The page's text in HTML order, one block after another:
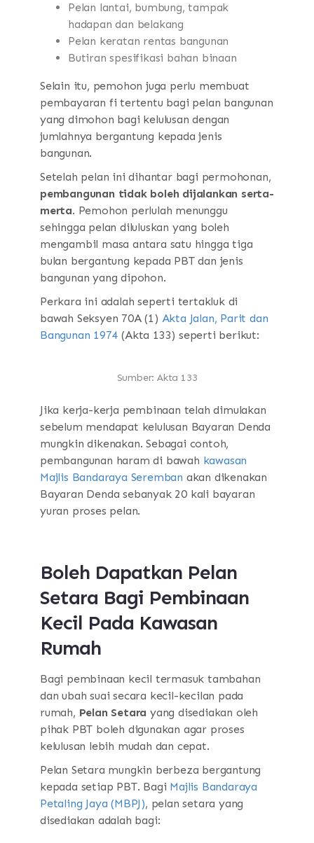
Pelan lantai, bumbung, tampak
hadapan dan belakang
Pelan keratan rentas bangunan
Butiran spesifikasi bahan binaan
Selain itu, pemohon juga perlu membuat
pembayaran fi tertentu bagi pelan bangunan
yang dimohon bagi kelulusan dengan
jumlahnya bergantung kepada jenis
bangunan.
Setelah pelan ini dihantar bagi permohonan,
pembangunan tidak boleh dijalankan serta-
merta. Pemohon perlulah menunggu
sehingga pelan diluluskan yang boleh
mengambil masa antara satu hingga tiga
bulan bergantung kepada PBT dan jenis
bangunan yang dipohon.
Perkara ini adalah seperti tertakluk di
bawah Seksyen 70A (1) Akta Jalan, Parit dan
Bangunan 1974 (Akta 133) seperti berikut:
Sumber: Akta 133
Jika kerja-kerja pembinaan telah dimulakan
sebelum mendapat kelulusan Bayaran Denda
mungkin dikenakan. Sebagai contoh,
pembangunan haram di bawah kawasan
Majlis Bandaraya Seremban akan dikenakan
Bayaran Denda sebanyak 20 kali bayaran
yuran proses pelan.
Boleh Dapatkan Pelan
Setara Bagi Pembinaan
Kecil Pada Kawasan
Rumah
Bagi pembinaan kecil termasuk tambahan
dan ubah suai secara kecil-kecilan pada
rumah, Pelan Setara yang disediakan oleh
pihak PBT boleh digunakan agar proses
kelulusan lebih mudah dan cepat.
Pelan Setara mungkin berbeza bergantung
kepada setiap PBT. Bagi Majlis Bandaraya
Petaling Jaya (MBPJ), pelan setara yang
disediakan adalah bagi: